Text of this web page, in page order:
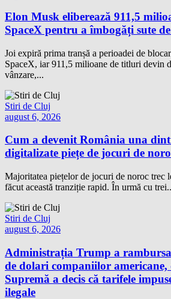
Elon Musk eliberează 911,5
SpaceX pentru a îmbogăți sute
Joi expiră prima tranșă a perioadei de
SpaceX, iar 911,5 milioane de titluri devin
vânzare,...
Stiri de Cluj
august 6, 2026
Cum a devenit România una
digitalizate piețe de jocuri de
Majoritatea piețelor de jocuri de noroc trec
făcut această tranziție rapid. În urmă cu
Stiri de Cluj
august 6, 2026
Administrația Trump a
de dolari companiilor americane,
Supremă a decis că tarifele
ilegale